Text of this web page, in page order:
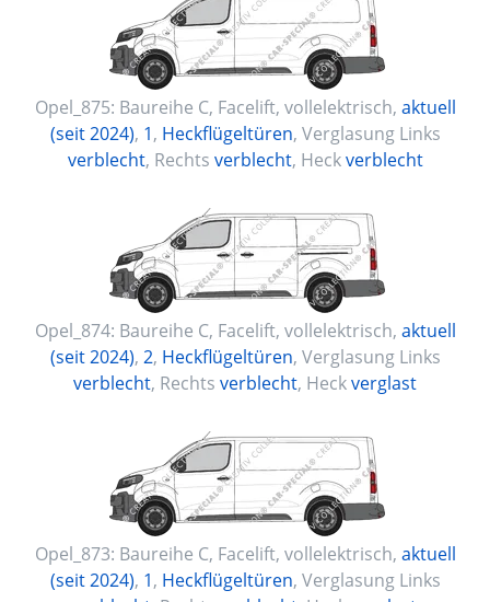
Opel_875: Baureihe C, Facelift, vollelektrisch, aktuell
(seit 2024), 1, Heckflügeltüren, Verglasung Links
verblecht, Rechts verblecht, Heckverblecht
Opel_874: Baureihe C, Facelift, vollelektrisch, aktuell
(seit 2024), 2, Heckflügeltüren, Verglasung Links
verblecht, Rechts verblecht, Heckverglast
Opel_873: Baureihe C, Facelift, vollelektrisch, aktuell
(seit 2024), 1, Heckflügeltüren, Verglasung Links